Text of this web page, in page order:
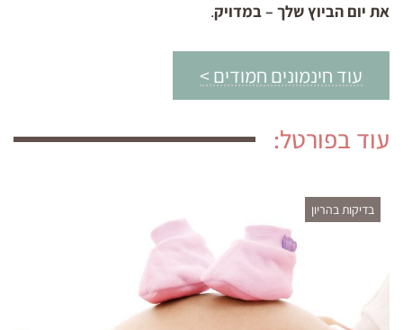
את יום הביוץ שלך – במדויק.
עוד חינמונים חמודים >
עוד בפורטל:
בדיקות בהריון